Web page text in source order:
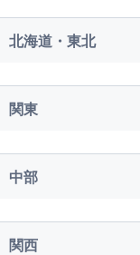
北海道・東北
関東
中部
関西